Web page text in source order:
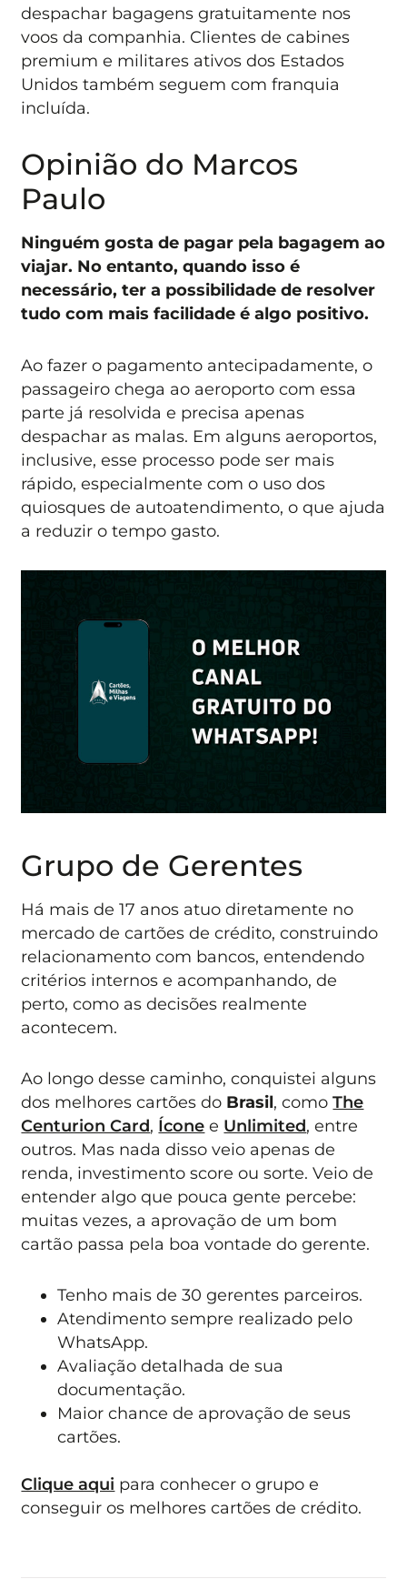
despachar bagagens gratuitamente nos
voos da companhia. Clientes de cabines
premium e militares ativos dos Estados
Unidos também seguem com franquia
incluída.
Opinião do Marcos
Paulo
Ninguém gosta de pagar pela bagagem ao
viajar. No entanto, quando isso é
necessário, ter a possibilidade de resolver
tudo com mais facilidade é algo positivo.
Ao fazer o pagamento antecipadamente, o
passageiro chega ao aeroporto com essa
parte já resolvida e precisa apenas
despachar as malas. Em alguns aeroportos,
inclusive, esse processo pode ser mais
rápido, especialmente com o uso dos
quiosques de autoatendimento, o que ajuda
a reduzir o tempo gasto.
Grupo de Gerentes
Há mais de 17 anos atuo diretamente no
mercado de cartões de crédito, construindo
relacionamento com bancos, entendendo
critérios internos e acompanhando, de
perto, como as decisões realmente
acontecem.
Ao longo desse caminho, conquistei alguns
dos melhores cartões do Brasil, comoThe
Centurion Card, Ícone e Unlimited, entre
outros. Mas nada disso veio apenas de
renda, investimento score ou sorte. Veio de
entender algo que pouca gente percebe:
muitas vezes, a aprovação de um bom
cartão passa pela boa vontade do gerente.
Tenho mais de 30 gerentes parceiros.
Atendimento sempre realizado pelo
WhatsApp.
Avaliação detalhada de sua
documentação.
Maior chance de aprovação de seus
cartões.
Clique aqui para conhecer o grupo e
conseguir os melhores cartões de crédito.